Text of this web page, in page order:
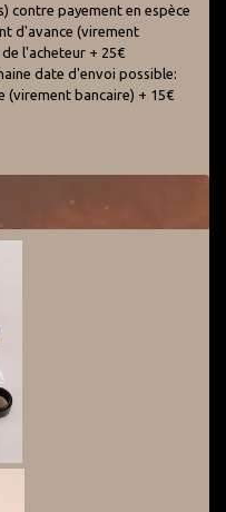
contre payement en espèce
d'avance (virement
l'acheteur + 25€
date d'envoi possible:
(virement bancaire) + 15€